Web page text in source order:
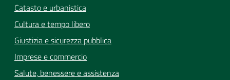
Catasto e urbanistica
Cultura e tempo libero
Giustizia e sicurezza pubblica
Imprese e commercio
Salute, benessere e assistenza